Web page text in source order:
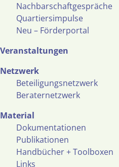
Nachbarschaftgespräche
Quartiersimpulse
Neu – Förderportal
Veranstaltungen
Netzwerk
Beteiligungsnetzwerk
Beraternetzwerk
Material
Dokumentationen
Publikationen
Handbücher + Toolboxen
Links